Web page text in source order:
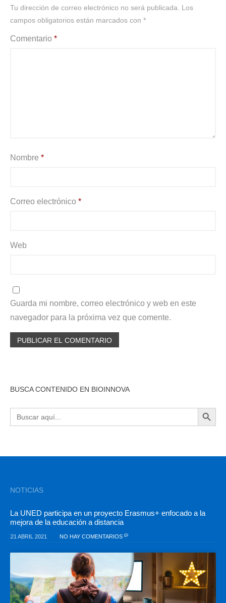
Tu dirección de correo electrónico no será publicada. Los
campos obligatorios están marcados con *
Comentario *
Nombre *
Correo electrónico *
Web
Guarda mi nombre, correo electrónico y web en este
navegador para la próxima vez que comente.
BUSCA CONTENIDO EN BIOINNOVA
Buscar: BOTÓN DE
NOTICIAS
La UNED participa en un proyecto Erasmus+ enfocado a la
mejora de la educación a distancia
21 ABRIL 2021 NO HAY COMENTARIOS